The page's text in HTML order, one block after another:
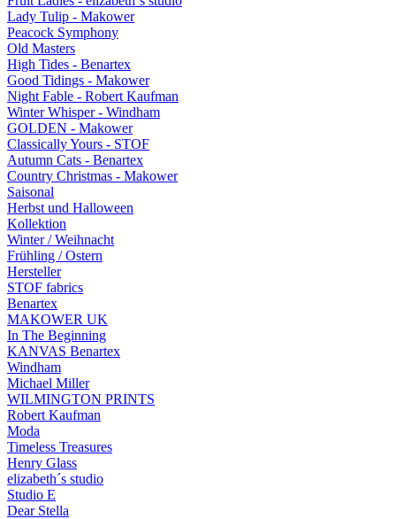
Lady Tulip - Makower
Peacock Symphony
Old Masters
High Tides - Benartex
Good Tidings - Makower
Night Fable - Robert Kaufman
Winter Whisper - Windham
GOLDEN - Makower
Classically Yours - STOF
Autumn Cats - Benartex
Country Christmas - Makower
Saisonal
Herbst und Halloween
Kollektion
Winter / Weihnacht
Frühling / Ostern
Hersteller
STOF fabrics
Benartex
MAKOWER UK
In The Beginning
KANVAS Benartex
Windham
Michael Miller
WILMINGTON PRINTS
Robert Kaufman
Moda
Timeless Treasures
Henry Glass
elizabeth´s studio
Studio E
Dear Stella